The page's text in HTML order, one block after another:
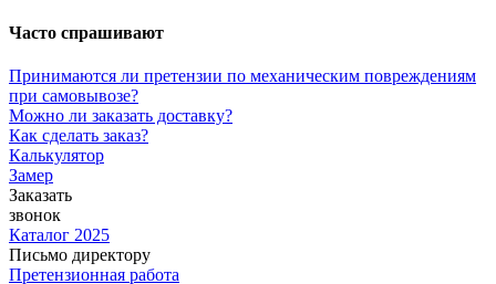
Часто спрашивают
Принимаются ли претензии по механическим повреждениям
при самовывозе?
Можно ли заказать доставку?
Как сделать заказ?
Калькулятор
Замер
Заказать
звонок
Каталог 2025
Письмо директору
Претензионная работа